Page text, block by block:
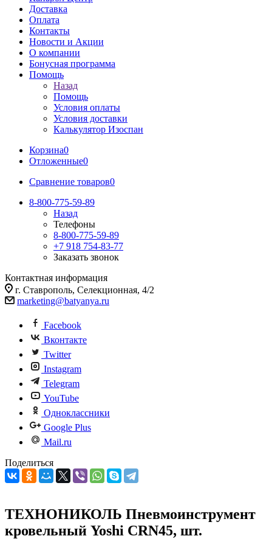
Доставка
Оплата
Контакты
Новости и Акции
О компании
Бонусная программа
Помощь
Назад
Помощь
Условия оплаты
Условия доставки
Калькулятор Изоспан
Корзина0
Отложенные0
Сравнение товаров0
8-800-775-59-89
Назад
Телефоны
8-800-775-59-89
+7 918 754-83-77
Заказать звонок
Контактная информация
г. Ставрополь, Селекционная, 4/2
marketing@batyanya.ru
Facebook
Вконтакте
Twitter
Instagram
Telegram
YouTube
Одноклассники
Google Plus
Mail.ru
Поделиться
ТЕХНОНИКОЛЬ Пневмоинструмент
кровельный Yoshi CRN45, шт.